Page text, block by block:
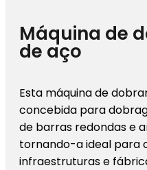
Máquina de
de aço
Esta máquina de
concebida para
de barras redondas e
tornando-a ideal para
infraestruturas e